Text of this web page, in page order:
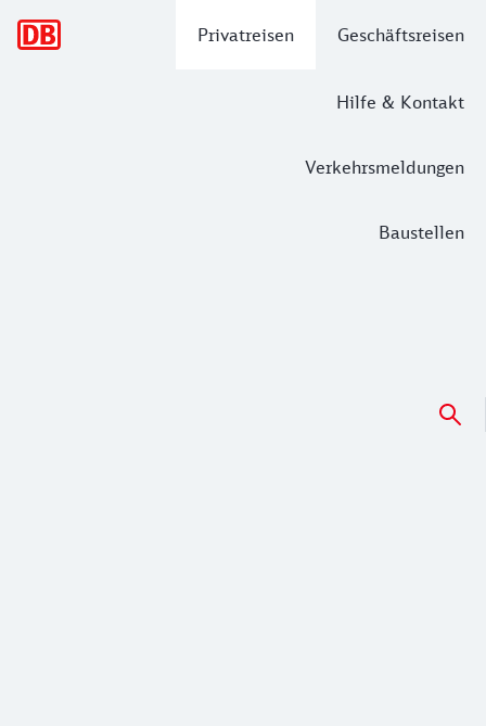
Privatreisen Geschäftsreisen
Hilfe & Kontakt
Verkehrsmeldungen
Baustellen